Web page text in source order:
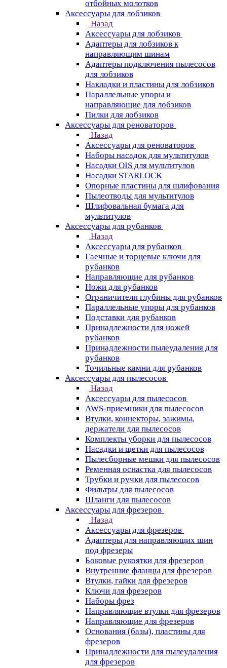
отбойных молотков
Аксессуары для лобзиков
Назад
Аксессуары для лобзиков
Адаптеры для лобзиков к
направляющим шинам
Адаптеры подключения пылесосов
для лобзиков
Накладки и пластины для лобзиков
Параллельные упоры и
направляющие для лобзиков
Пилки для лобзиков
Аксессуары для реноваторов
Назад
Аксессуары для реноваторов
Наборы насадок для мультитулов
Насадки OIS для мультитулов
Насадки STARLOCK
Опорные пластины для шлифования
Пылеотводы для мультитулов
Шлифовальная бумага для
мультитулов
Аксессуары для рубанков
Назад
Аксессуары для рубанков
Гаечные и торцевые ключи для
рубанков
Направляющие для рубанков
Ножи для рубанков
Ограничители глубины для рубанков
Параллельные упоры для рубанков
Подставки для рубанков
Принадлежности для ножей
рубанков
Принадлежности пылеудаления для
рубанков
Точильные камни для рубанков
Аксессуары для пылесосов
Назад
Аксессуары для пылесосов
AWS-приемники для пылесосов
Втулки, коннекторы, зажимы,
держатели для пылесосов
Комплекты уборки для пылесосов
Насадки и щетки для пылесосов
Пылесборные мешки для пылесосов
Ременная оснастка для пылесосов
Трубки и ручки для пылесосов
Фильтры для пылесосов
Шланги для пылесосов
Аксессуары для фрезеров
Назад
Аксессуары для фрезеров
Адаптеры для направляющих шин
под фрезеры
Боковые рукоятки для фрезеров
Внутренние фланцы для фрезеров
Втулки, гайки для фрезеров
Ключи для фрезеров
Наборы фрез
Направляющие втулки для фрезеров
Направляющие для фрезеров
Основания (базы), пластины для
фрезеров
Принадлежности для пылеудаления
для фрезеров